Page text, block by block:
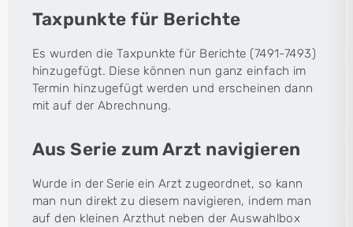
Taxpunkte für Berichte
Es wurden die Taxpunkte für Berichte (7491-7493)
hinzugefügt. Diese können nun ganz einfach im
Termin hinzugefügt werden und erscheinen dann
mit auf der Abrechnung.
Aus Serie zum Arzt navigieren
Wurde in der Serie ein Arzt zugeordnet, so kann
man nun direkt zu diesem navigieren, indem man
auf den kleinen Arzthut neben der Auswahlbox